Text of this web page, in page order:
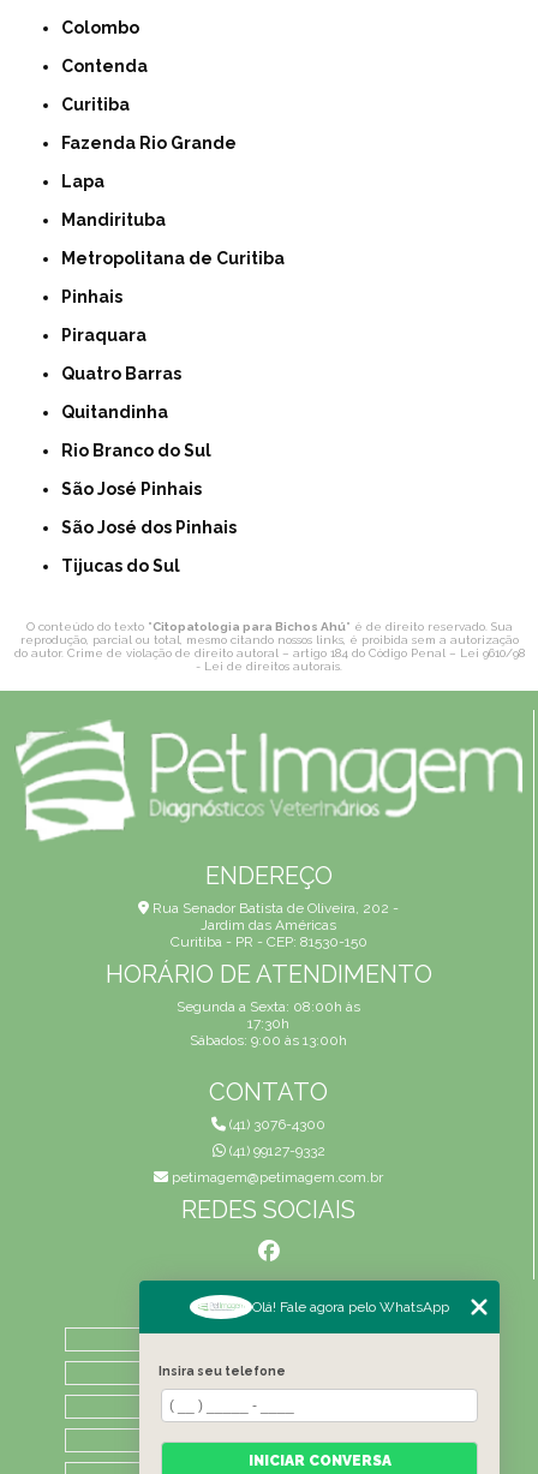
Colombo
Contenda
Curitiba
Fazenda Rio Grande
Lapa
Mandirituba
Metropolitana de Curitiba
Pinhais
Piraquara
Quatro Barras
Quitandinha
Rio Branco do Sul
São José Pinhais
São José dos Pinhais
Tijucas do Sul
O conteúdo do texto "Citopatologia para Bichos Ahú" é de direito reservado. Sua
reprodução, parcial ou total, mesmo citando nossos links, é proibida sem a autorização
do autor. Crime de violação de direito autoral – artigo 184 do Código Penal – Lei 9610/98
- Lei de direitos autorais
ENDEREÇO
Rua Senador Batista de Oliveira, 202 -
Jardim das Américas
Curitiba - PR - CEP: 81530-150
HORÁRIO DE ATENDIMENTO
Segunda a Sexta: 08:00h às
17:30h
Sábados: 9:00 às 13:00h
CONTATO
(41) 3076-4300
(41) 99127-9332
petimagem@petimagem.com.br
REDES SOCIAIS
MENU
HOME
QUEM SOMOS
ATIVIDADES
CONTATO
Olá! Fale agora pelo WhatsApp
Insira seu telefone
INICIAR CONVERSA